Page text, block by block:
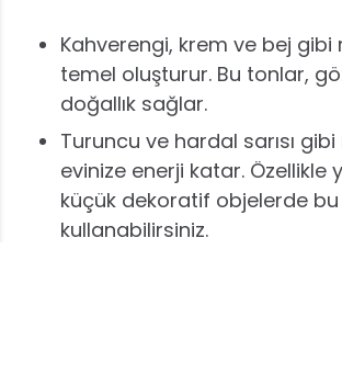
Kahverengi, krem ve bej gibi
temel oluşturur. Bu tonlar,
doğallık sağlar.
Turuncu ve hardal sarısı gibi
evinize enerji katar. Özellikle
küçük dekoratif objelerde bu
kullanabilirsiniz.